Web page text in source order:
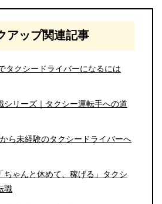
アップ関連記事
タクシードライバーになるには
シリーズ｜タクシー運転手への道
ら未経験のタクシードライバーへ
ちゃんと休めて、稼げる」タクシ
職